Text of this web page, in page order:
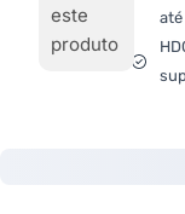
até
este
produto